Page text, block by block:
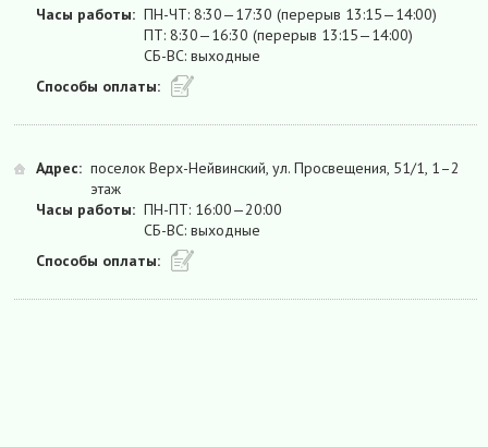
Часы работы: ПН-ЧТ: 8:30—17:30 (перерыв 13:15—14:00)
ПТ: 8:30—16:30 (перерыв 13:15—14:00)
СБ-ВС: выходные
Способы оплаты:
Адрес: поселок Верх-Нейвинский, ул. Просвещения, 51/1, 1–2
этаж
Часы работы: ПН-ПТ: 16:00—20:00
СБ-ВС: выходные
Способы оплаты: